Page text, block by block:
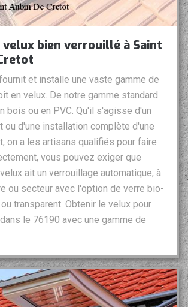
velux bien verrouillé à Saint
et installe une vaste gamme de
en velux. De notre gamme standard
bois ou en PVC. Qu'il s'agisse d'un
ou d'une installation complète d'une
on a les artisans qualifiés pour faire
vous pouvez exiger que
ait un verrouillage automatique, à
ou secteur avec l'option de verre bio-
transparent. Obtenir le velux pour
le 76190 avec une gamme de